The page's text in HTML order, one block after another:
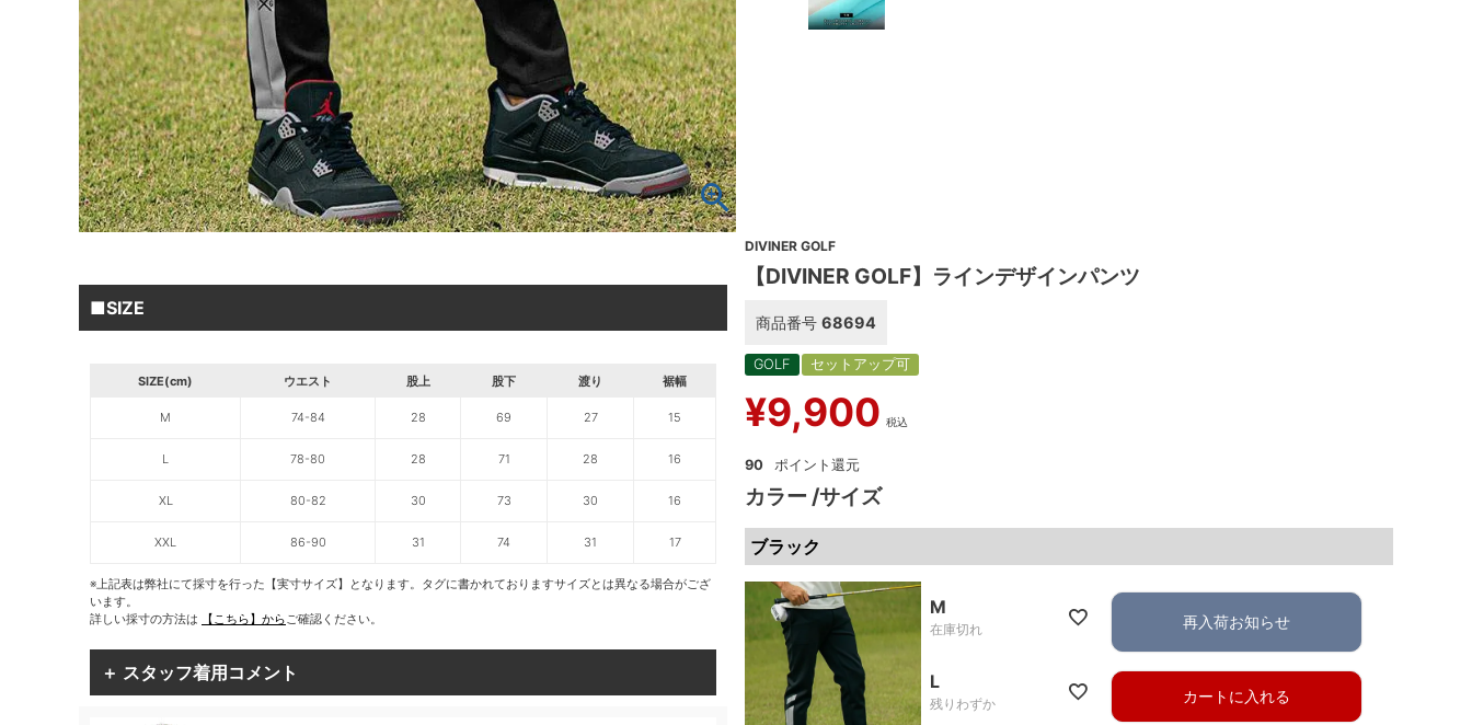
■SIZE
SIZE(cm) ウエスト 股上 股下 渡り 裾幅
M 74-84 28 69 27 15
L 78-80 28 71 28 16
XL 80-82 30 73 30 16
XXL 86-90 31 74 31 17
※上記表は弊社にて採寸を行った【実寸サイズ】となります。タグに書かれておりますサイズとは異なる場合がござ
います。
詳しい採寸の方法は
【こちら】からご確認ください。
＋ スタッフ着用コメント
DIVINER GOLF
【DIVINER GOLF】ラインデザインパンツ
商品番号 68694
GOLF セットアップ可
¥9,900 税込
90
カラー サイズ
ブラック
M
在庫切れ 再入荷お知らせ
L
残りわずか カートに入れる